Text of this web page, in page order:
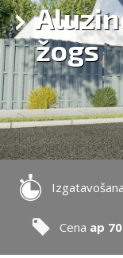
žogs
Cena ap